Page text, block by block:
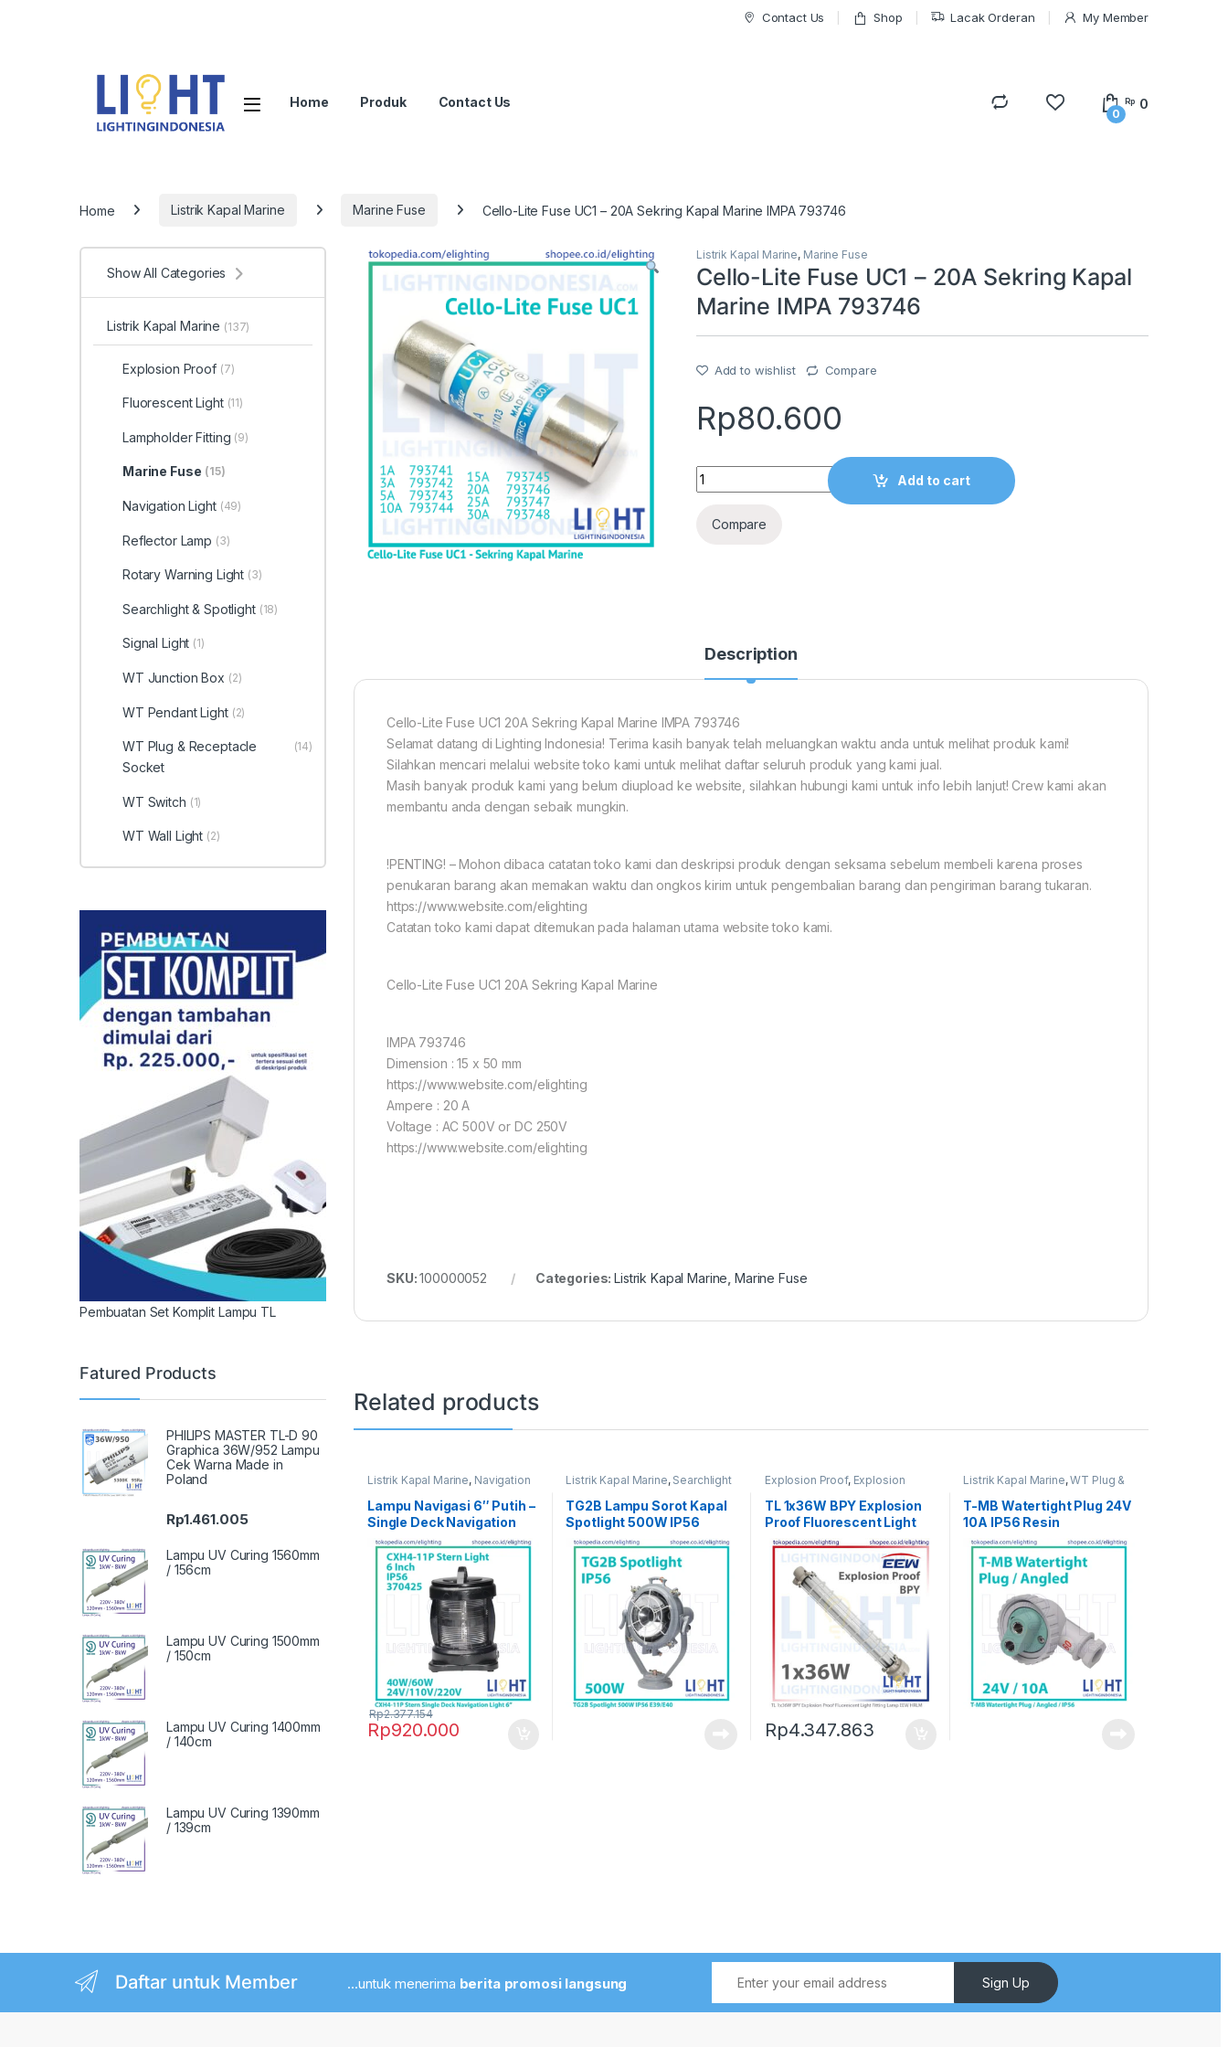
Contact Us Shop Lacak Orderan My Member
Home Produk Contact Us
0
Rp 0
Home Listrik Kapal Marine Marine Fuse Cello-Lite Fuse UC1 – 20A Sekring Kapal Marine IMPA 793746
Listrik Kapal Marine, Marine Fuse
Cello-Lite Fuse UC1 – 20A Sekring Kapal
Marine IMPA 793746
Add to wishlist Compare
Rp80.600
Cello-Lite Fuse UC1 – 20A Sekring Kapal Marine IMPA 793746 quantity
Add to cart
Compare
Description
Cello-Lite Fuse UC1 20A Sekring Kapal Marine IMPA 793746
Selamat datang di Lighting Indonesia! Terima kasih banyak telah meluangkan waktu anda untuk melihat produk kami!
Silahkan mencari melalui website toko kami untuk melihat daftar seluruh produk yang kami jual.
Masih banyak produk kami yang belum diupload ke website, silahkan hubungi kami untuk info lebih lanjut! Crew kami akan
membantu anda dengan sebaik mungkin.
!PENTING! – Mohon dibaca catatan toko kami dan deskripsi produk dengan seksama sebelum membeli karena proses
penukaran barang akan memakan waktu dan ongkos kirim untuk pengembalian barang dan pengiriman barang tukaran.
https://www.website.com/elighting
Catatan toko kami dapat ditemukan pada halaman utama website toko kami.
Cello-Lite Fuse UC1 20A Sekring Kapal Marine
IMPA 793746
Dimension : 15 x 50 mm
https://www.website.com/elighting
Ampere : 20 A
Voltage : AC 500V or DC 250V
https://www.website.com/elighting
SKU:100000052 Categories:Listrik Kapal Marine ,Marine Fuse
Related products
Listrik Kapal Marine, Navigation
Lampu Navigasi 6″ Putih –
Single Deck Navigation
Light Stern Light CXH4-
11P
Rp920.000
Rp2.377.154
Listrik Kapal Marine, Searchlight
& Spotlight
TG2B Lampu Sorot Kapal
Spotlight 500W IP56
E39/E40
Explosion Proof, Explosion
Proof
Explosion Proof
Fluorescent Light,Lampu TL
Fluorescent ,Listrik Kapal
Marine ,Penerangan
TL 1x36W BPY Explosion
Proof Fluorescent Light
Fitting Lamp EEW HRLM
Rp4.347.863
Listrik Kapal Marine,WT Plug &
Receptacle Socket
T-MB Watertight Plug 24V
10A IP56 Resin
Show All Categories
Listrik Kapal Marine (137)
Explosion Proof (7)
Fluorescent Light (11)
Lampholder Fitting (9)
Marine Fuse (15)
Navigation Light (49)
Reflector Lamp (3)
Rotary Warning Light (3)
Searchlight & Spotlight (18)
Signal Light (1)
WT Junction Box (2)
WT Pendant Light (2)
WT Plug & Receptacle
Socket
(14)
WT Switch (1)
WT Wall Light (2)
Pembuatan Set Komplit Lampu TL
Fatured Products
PHILIPS MASTER TL-D 90
Graphica 36W/952 Lampu
Cek Warna Made in
Poland
Rp1.461.005
Lampu UV Curing 1560mm
/ 156cm
Lampu UV Curing 1500mm
/ 150cm
Lampu UV Curing 1400mm
/ 140cm
Lampu UV Curing 1390mm
/ 139cm
Daftar untuk Member ...untuk menerima berita promosi langsung Sign Up